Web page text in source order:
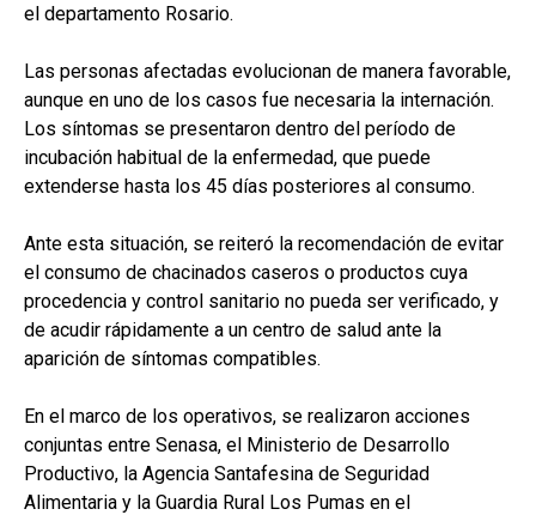
el departamento Rosario.
Las personas afectadas evolucionan de manera favorable,
aunque en uno de los casos fue necesaria la internación.
Los síntomas se presentaron dentro del período de
incubación habitual de la enfermedad, que puede
extenderse hasta los 45 días posteriores al consumo.
Ante esta situación, se reiteró la recomendación de evitar
el consumo de chacinados caseros o productos cuya
procedencia y control sanitario no pueda ser verificado, y
de acudir rápidamente a un centro de salud ante la
aparición de síntomas compatibles.
En el marco de los operativos, se realizaron acciones
conjuntas entre Senasa, el Ministerio de Desarrollo
Productivo, la Agencia Santafesina de Seguridad
Alimentaria y la Guardia Rural Los Pumas en el